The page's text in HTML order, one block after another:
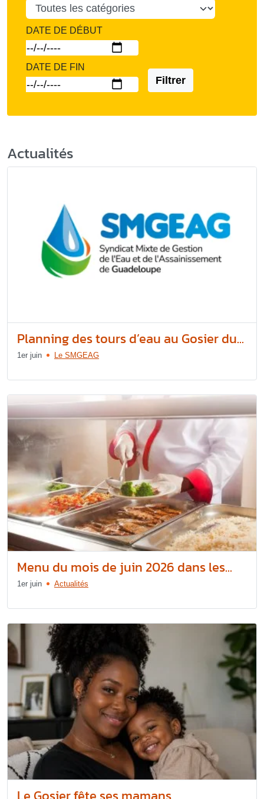
DATE DE DÉBUT
DATE DE FIN
Filtrer
Actualités
Planning des tours d’eau au Gosier du...
1er juin Le SMGEAG
Menu du mois de juin 2026 dans les...
1er juin Actualités